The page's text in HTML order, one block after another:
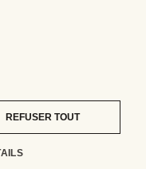
REFUSER TOUT